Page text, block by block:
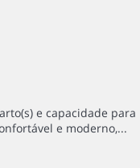
e capacidade para
e moderno,...